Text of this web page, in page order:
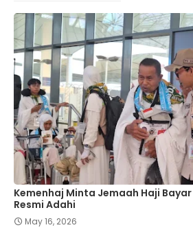
Kemenhaj Minta Jemaah Haji
Resmi Adahi
May 16, 2026